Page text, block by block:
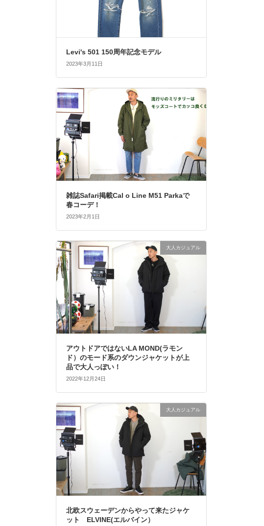
Levi's 501 150周年記念モデル
2023年3月11日
雑誌Safari掲載Cal o Line M51 Parkaで
春コーデ！
2023年2月1日
大人カジュアル
アウトドアではないLA MOND(ラモン
ド）のモード系のダウンジャケットが上
品で大人っぽい！
2022年12月24日
大人カジュアル
北欧スウェーデンからやって来たジャケ
ット ELVINE(エルバイン）